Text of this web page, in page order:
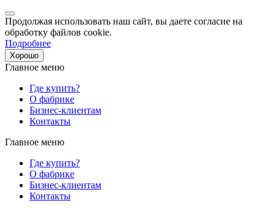
Продолжая использовать наш сайт, вы даете согласие на
обработку файлов cookie.
Подробнее
Хорошо
Главное меню
Где купить?
О фабрике
Бизнес-клиентам
Контакты
Главное меню
Где купить?
О фабрике
Бизнес-клиентам
Контакты